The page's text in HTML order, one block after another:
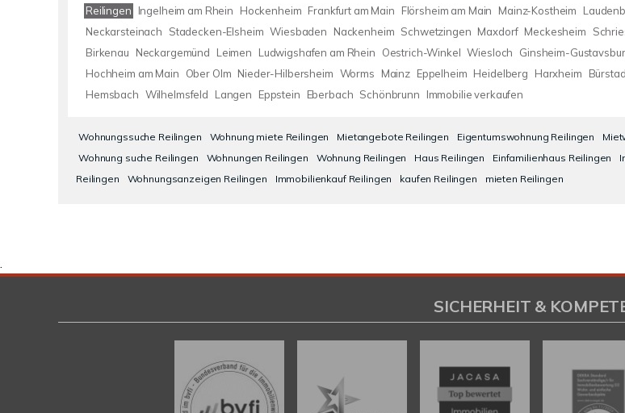
Reilingen Ingelheim am Rhein Hockenheim Frankfurt am Main Flörsheim am Main Mainz-Kostheim
Neckarsteinach
Stadecken-Elsheim Wiesbaden Nackenheim Schwetzingen Maxdorf Meckesheim
Birkenau
Neckargemünd Leimen Ludwigshafen am Rhein Oestrich-Winkel Wiesloch Ginsheim-
Hochheim am Main
Ober Olm Nieder-Hilbersheim Worms Mainz Eppelheim Heidelberg Harxheim
Hemsbach Wilhelmsfeld Langen Eppstein Eberbach Schönbrunn Immobilie verkaufen
Wohnungssuche Reilingen Wohnung miete Reilingen Mietangebote Reilingen Eigentumswohnung Reilingen
Wohnung suche Reilingen
Wohnungen Reilingen Wohnung Reilingen Haus Reilingen Einfamilienhaus Reilingen
Reilingen
Wohnungsanzeigen Reilingen Immobilienkauf Reilingen kaufen Reilingen mieten Reilingen
.
SICHERHEIT &